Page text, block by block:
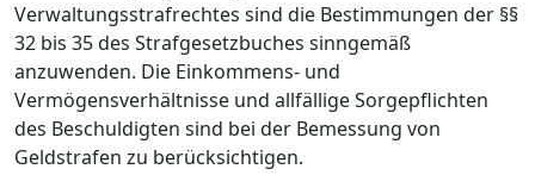
Verwaltungsstrafrechtes sind die Bestimmungen der §§
32 bis 35 des Strafgesetzbuches sinngemäß
anzuwenden. Die Einkommens- und
Vermögensverhältnisse und allfällige Sorgepflichten
des Beschuldigten sind bei der Bemessung von
Geldstrafen zu berücksichtigen.